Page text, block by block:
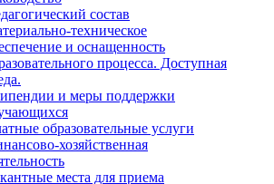
состав
техническое
и оснащенность
процесса. Доступная
и меры поддержки
образовательные услуги
хозяйственная
места для приема